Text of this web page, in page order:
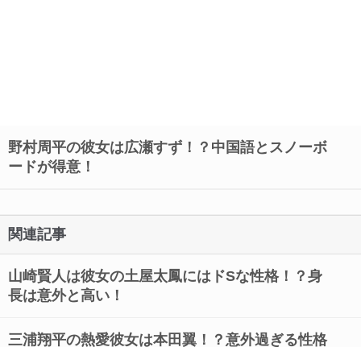
野村周平の彼女は広瀬すず！？中国語とスノーボ
ードが得意！
関連記事
山崎賢人は彼女の土屋太鳳にはドSな性格！？身
長は意外と高い！
三浦翔平の熱愛彼女は本田翼！？意外過ぎる性格